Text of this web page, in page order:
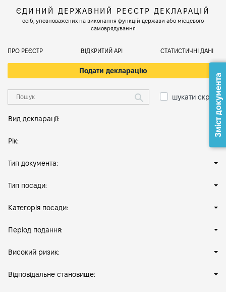
ЄДИНИЙ ДЕРЖАВНИЙ РЕЄСТР ДЕКЛАРАЦІЙ
осіб, уповноважених на виконання функцій держави або місцевого
самоврядування
ПРО РЕЄСТР ВІДКРИТИЙ АРІ СТАТИСТИЧНІ ДАНІ
Подати декларацію
шукати скрізь
Вид декларації:
Рік:
Тип документа:
Тип посади:
Категорія посади:
Період подання:
Високий ризик:
Відповідальне становище:
Зміст документа